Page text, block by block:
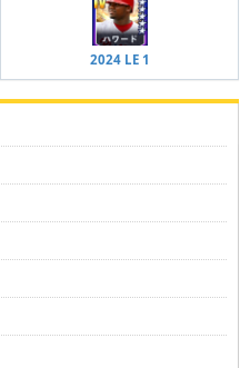
2024 LE 1